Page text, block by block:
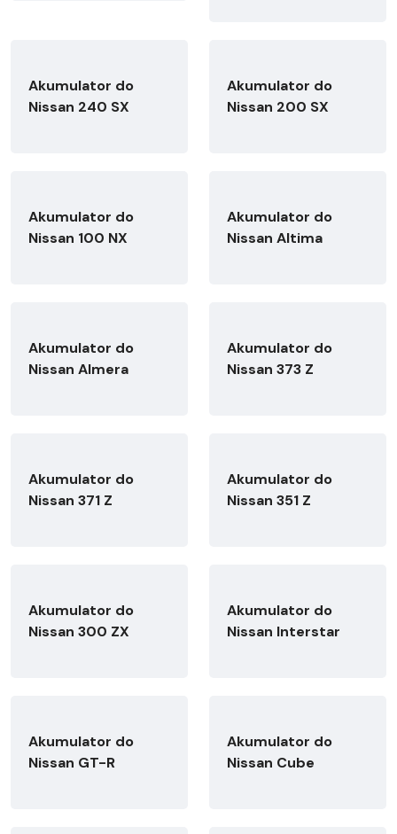
Akumulator do
Nissan 240 SX
Akumulator do
Nissan 200 SX
Akumulator do
Nissan 100 NX
Akumulator do
Nissan Altima
Akumulator do
Nissan Almera
Akumulator do
Nissan 373 Z
Akumulator do
Nissan 371 Z
Akumulator do
Nissan 351 Z
Akumulator do
Nissan 300 ZX
Akumulator do
Nissan Interstar
Akumulator do
Nissan GT-R
Akumulator do
Nissan Cube